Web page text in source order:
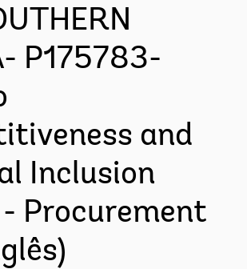
P175783-
and
Inclusion
Procurement